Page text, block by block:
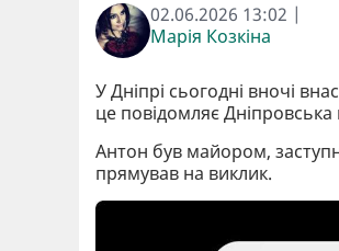
02.06.2026 13:02 |
Марія Козкіна
У Дніпрі сьогодні вночі
це повідомляє
Антон був майором,
прямував на виклик.